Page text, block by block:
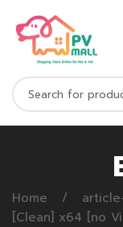
Home
[Clean] x64 [no